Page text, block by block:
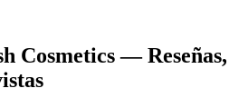
Cosmetics— Reseñas,